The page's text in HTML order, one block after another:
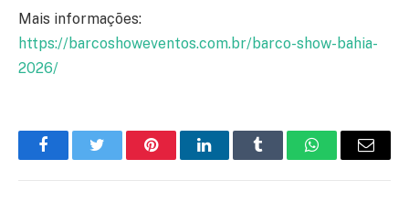
Mais informações:
https://barcoshoweventos.com.br/barco-show-bahia-
2026/
FacebookTwitter PinterestLinkedInTumblr WhatsApp
E-